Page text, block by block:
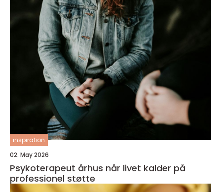
inspiration
02. May 2026
Psykoterapeut århus når livet kalder på
professionel støtte